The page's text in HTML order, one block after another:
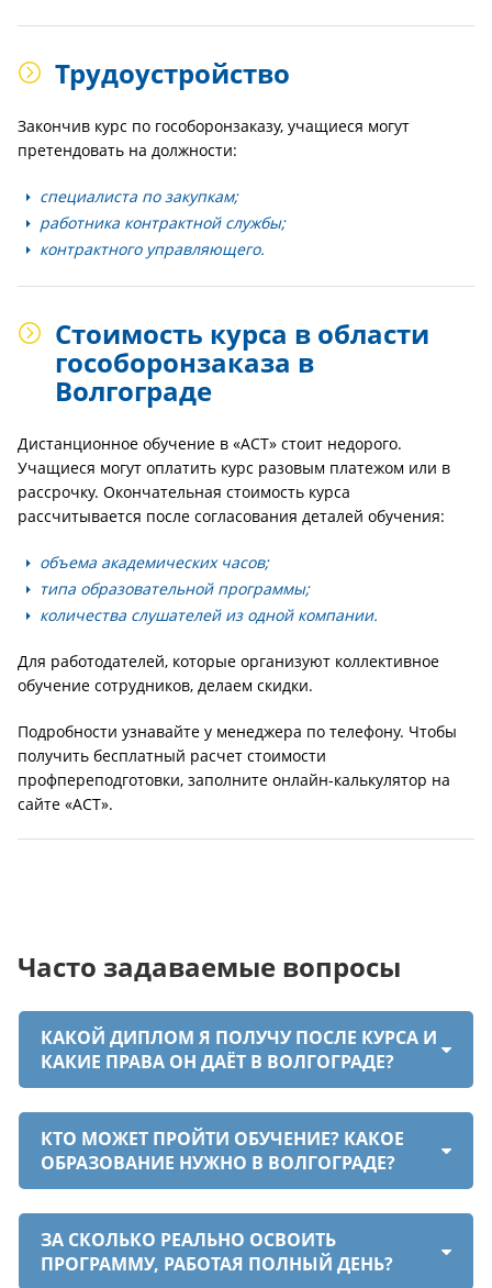
Трудоустройство
Закончив курс по гособоронзаказу, учащиеся могут
претендовать на должности:
специалиста по закупкам;
работника контрактной службы;
контрактного управляющего.
Стоимость курса в области
гособоронзаказа в
Волгограде
Дистанционное обучение в «АСТ» стоит недорого.
Учащиеся могут оплатить курс разовым платежом или в
рассрочку. Окончательная стоимость курса
рассчитывается после согласования деталей обучения:
объема академических часов;
типа образовательной программы;
количества слушателей из одной компании.
Для работодателей, которые организуют коллективное
обучение сотрудников, делаем скидки.
Подробности узнавайте у менеджера по телефону. Чтобы
получить бесплатный расчет стоимости
профпереподготовки, заполните онлайн-калькулятор на
сайте «АСТ».
Часто задаваемые вопросы
КАКОЙ ДИПЛОМ Я ПОЛУЧУ ПОСЛЕ КУРСА И
КАКИЕ ПРАВА ОН ДАЁТ В ВОЛГОГРАДЕ?
КТО МОЖЕТ ПРОЙТИ ОБУЧЕНИЕ? КАКОЕ
ОБРАЗОВАНИЕ НУЖНО В ВОЛГОГРАДЕ?
ЗА СКОЛЬКО РЕАЛЬНО ОСВОИТЬ
ПРОГРАММУ, РАБОТАЯ ПОЛНЫЙ ДЕНЬ?